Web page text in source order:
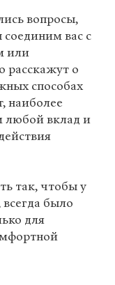
вопросы,
вас с
или
расскажут о
способах
наиболее
вклад и
так, чтобы у
было
для